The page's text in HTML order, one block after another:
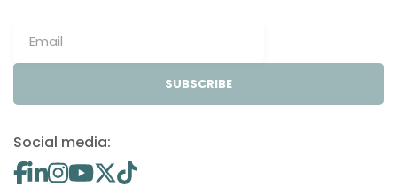
SUBSCRIBE
Social media: